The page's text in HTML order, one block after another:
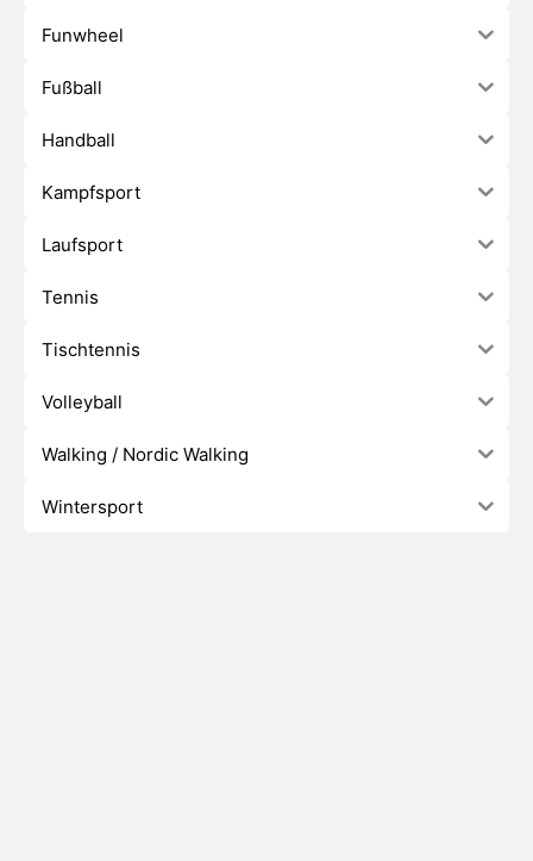
Funwheel
Fußball
Handball
Kampfsport
Laufsport
Tennis
Tischtennis
Volleyball
Walking / Nordic Walking
Wintersport